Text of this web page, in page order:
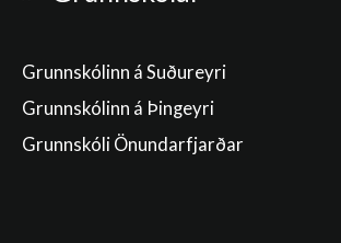
Grunnskólinn á Suðureyri
Grunnskólinn á Þingeyri
Grunnskóli Önundarfjarðar